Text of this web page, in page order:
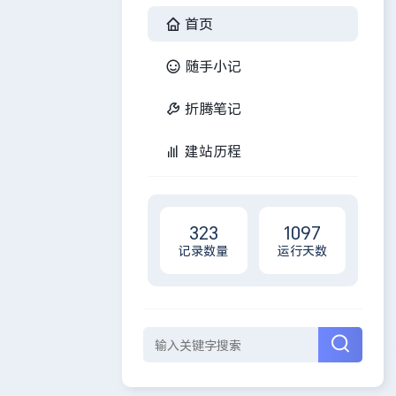
首页
随手小记
折腾笔记
建站历程
323
记录数量
1097
运行天数